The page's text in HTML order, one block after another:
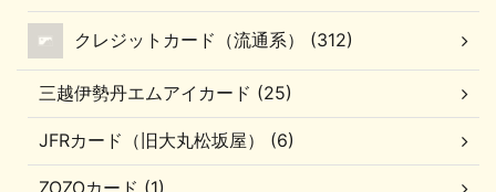
クレジットカード（流通系） (312)
三越伊勢丹エムアイカード (25)
JFRカード（旧大丸松坂屋） (6)